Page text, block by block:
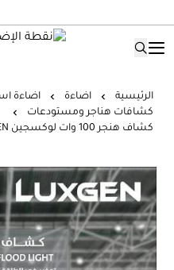
الرئيسية اضاءة
اضاءة
كشافات هناجر ومستودعات
كشاف هنجر 100 وات لوكسجين LUXGEN